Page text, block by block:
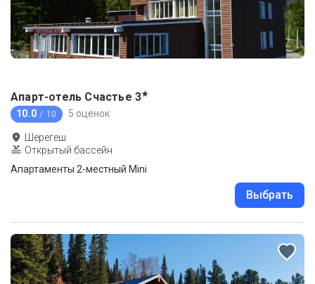
Апарт-отель Счастье 3★
10.0 / 10 5 оценок
Шерегеш
Открытый бассейн
Апартаменты 2-местный Mini
Выбрать